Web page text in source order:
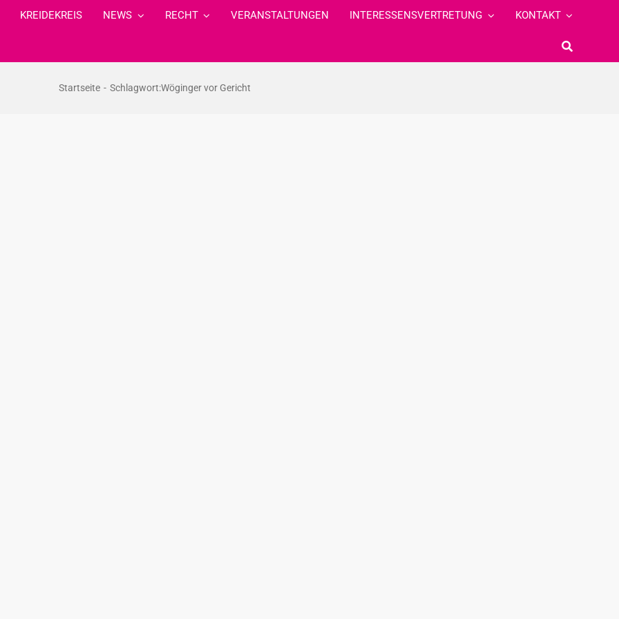
KREIDEKREIS NEWS RECHT VERANSTALTUNGEN INTERESSENSVERTRETUNG KONTAKT
Startseite Schlagwort:Wöginger vor Gericht